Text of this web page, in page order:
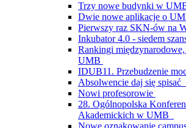
Trzy nowe budynki w
Dwie nowe aplikacje o
Pierwszy raz SKN-ów na
Inkubator 4.0 - siedem
Rankingi
UMB
IDUB11. Przebudzenie
Absolwencie daj się spisać
Nowi profesorowie
28. Ogólnopolska
Akademickich w UMB
Nowe oznakowanie